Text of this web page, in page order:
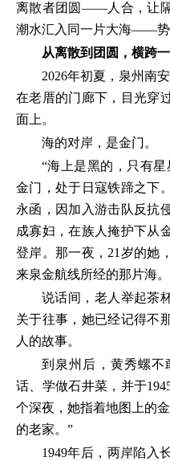
离散者团圆——人合，让
潮水汇入同一片大海——势
从离散到团圆，横跨
2026年初夏，泉州南
在老厝的门廊下，目光穿
面上。
海的对岸，是金门。
“海上是黑的，只有星
金门，处于日寇铁蹄之下
永函，因加入游击队反抗
成寡妇，在族人掩护下从
登岸。那一夜，21岁的她
来泉金航线所经的那片海。
说话间，老人举起茶
关于往事，她已经记得不
人的故事。
到泉州后，黄秀螺
话、学做石井菜，并于
个深夜，她指着地图上的
的老家。”
1949年后，两岸陷入